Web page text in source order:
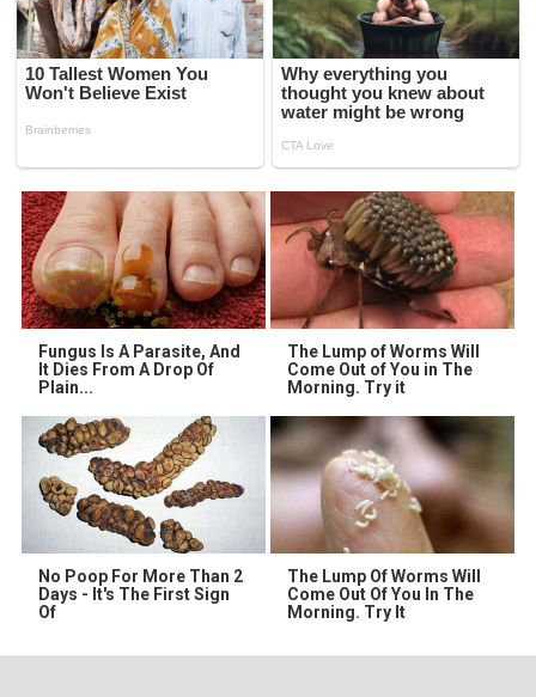
Fungus Is A Parasite, And
It Dies From A Drop Of
Plain...
The Lump of Worms Will
Come Out of You in The
Morning. Try it
No Poop For More Than 2
Days - It's The First Sign
Of
The Lump Of Worms Will
Come Out Of You In The
Morning. Try It